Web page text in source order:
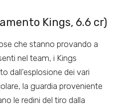
Kings, 6.6 cr)
che stanno provando a
nel team, i Kings
dall’esplosione dei vari
la guardia proveniente
le redini del tiro dalla